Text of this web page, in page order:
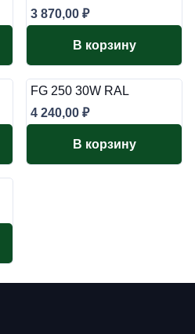
3 870,00 ₽
В корзину
FG 250 30W RAL
4 240,00 ₽
В корзину